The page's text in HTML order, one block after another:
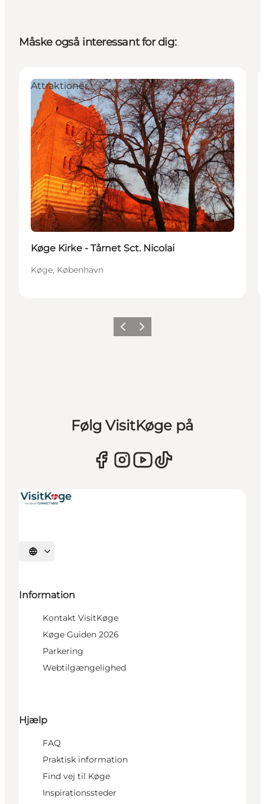
Måske også interessant for dig:
Attraktioner
Køge Kirke - Tårnet Sct. Nicolai
Køge, København
Forrige billede
Næste billede
Følg VisitKøge på
Vælg sprog
Information
Kontakt VisitKøge
Køge Guiden 2026
Parkering
Webtilgængelighed
Hjælp
FAQ
Praktisk information
Find vej til Køge
Inspirationssteder